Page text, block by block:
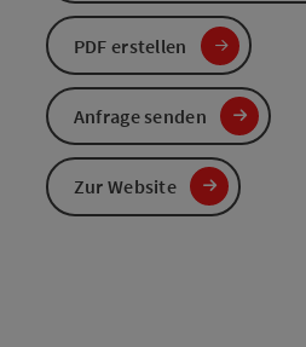
PDF erstellen
Anfrage senden
Zur Website